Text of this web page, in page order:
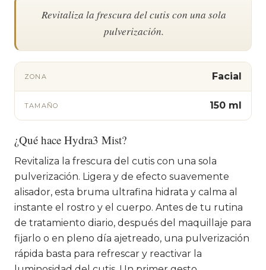
Revitaliza la frescura del cutis con una sola
pulverización.
ZONA Facial
TAMAÑO 150 ml
¿Qué hace Hydra3 Mist?
Revitaliza la frescura del cutis con una sola
pulverización. Ligera y de efecto suavemente
alisador, esta bruma ultrafina hidrata y calma al
instante el rostro y el cuerpo. Antes de tu rutina
de tratamiento diario, después del maquillaje para
fijarlo o en pleno día ajetreado, una pulverización
rápida basta para refrescar y reactivar la